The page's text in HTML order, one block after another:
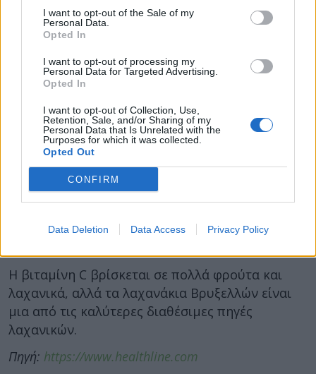
I want to opt-out of the Sale of my
Personal Data.
Opted In
I want to opt-out of processing my
Personal Data for Targeted Advertising.
Opted In
I want to opt-out of Collection, Use,
Retention, Sale, and/or Sharing of my
Personal Data that Is Unrelated with the
Purposes for which it was collected.
Opted Out
CONFIRM
Data Deletion Data Access Privacy Policy
Βρυξελλών σας παρέχει48 mg βιταμίνης C
βιταμίνη C
και την
επισκευή των ιστών
Λειτουργεί επίσης ωςαντιοξειδωτικό
Εμπλέκεται στην
το κολλαγόνο και μπορεί ακόμη και να
ενισχύσει την ανοσία.
Η βιταμίνη C μπορεί επίσης
απορρόφηση του μη αιμικού σιδήρου
μορφής σιδήρου που βρίσκεται στα φυτικά
απορροφήσει αυτόν τον τύπο σιδήρου τόσο
Η βιταμίνη C βρίσκεται σε πολλά φρούτα και
λαχανικά, αλλά τα λαχανάκια Βρυξελλών είναι
μια από τις καλύτερες διαθέσιμες πηγές
λαχανικών.
Πηγή: https://www.healthline.com